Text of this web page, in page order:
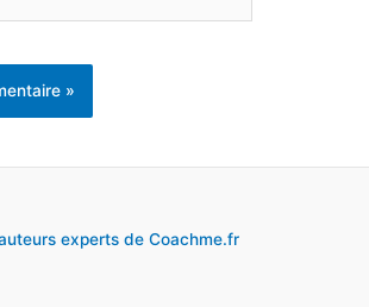
experts de Coachme.fr